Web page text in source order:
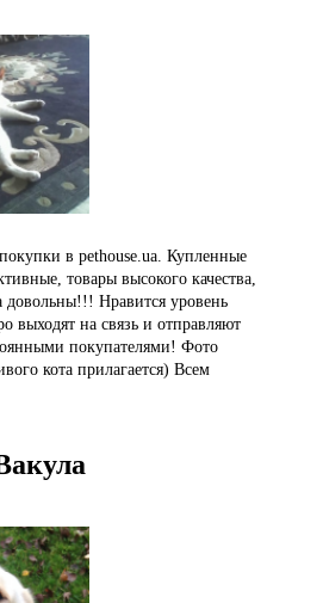
в pethouse.ua. Купленные
товары высокого качества,
довольны!!! Нравится уровень
выходят на связь и отправляют
покупателями! Фото
кота прилагается) Всем